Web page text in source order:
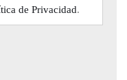
de Privacidad.